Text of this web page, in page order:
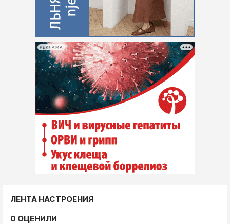
РЕКЛАМА
ЛЕНТА НАСТРОЕНИЯ
0 ОЦЕНИЛИ